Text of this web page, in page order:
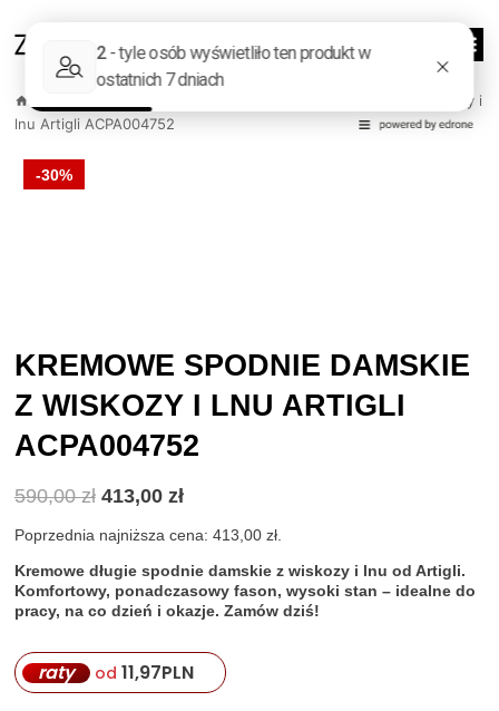
treści
Kremowe spodnie damskie z wiskozy i
lnu Artigli ACPA004752
-30%
KREMOWE SPODNIE DAMSKIE
Z WISKOZY I LNU ARTIGLI
ACPA004752
590,00zł Pierwotna
wynosiła:
413,00 złAktualna
wynosi:
Poprzednia najniższa cena: 413,00 zł.
Kremowe długie spodnie damskie z wiskozy i lnu od Artigli.
Komfortowy, ponadczasowy fason, wysoki stan – idealne do
pracy, na co dzień i okazje. Zamów dziś!
raty od 11,97PLN